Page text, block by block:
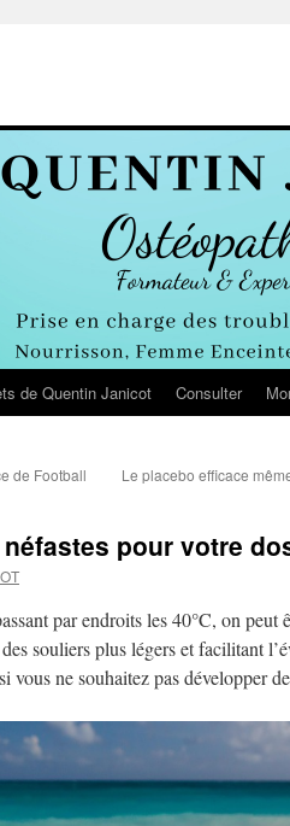
de Quentin Janicot Consulter
de Football
Le placebo efficace
pour votre
par endroits les 40°C, on peut
souliers plus légers et facilitant
vous ne souhaitez pas développer